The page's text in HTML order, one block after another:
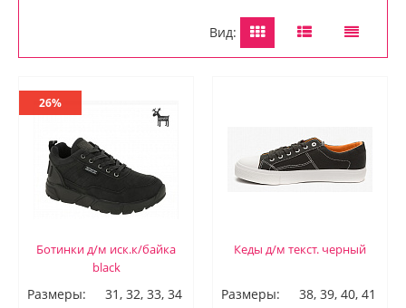
Вид:
26%
Ботинки д/м иск.к/байка
black
Размеры: 31, 32, 33, 34
Кеды д/м текст. черный
Размеры: 38, 39, 40, 41